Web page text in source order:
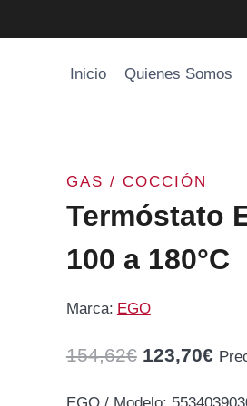
Inicio Quienes Somos
GAS / COCCIÓN
Termóstato
100 a 180°C
Marca: EGO
154,62€ El
123,70€El
EGO / Modelo: